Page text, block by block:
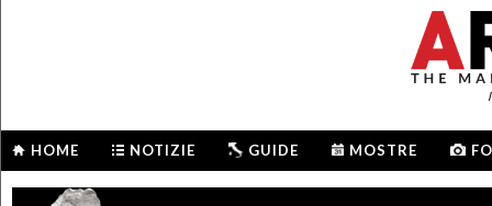
HOME NOTIZIE GUIDE MOSTRE